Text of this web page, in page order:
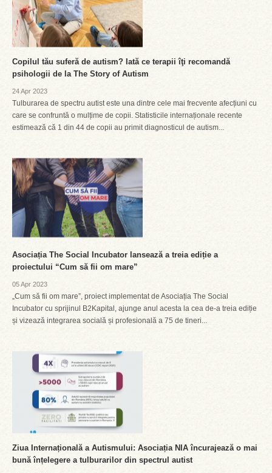
Copilul tău suferă de autism? Iată ce terapii îţi recomandă
psihologii de la The Story of Autism
24 Apr 2023
Tulburarea de spectru autist este una dintre cele mai frecvente afecțiuni cu
care se confruntă o mulțime de copii. Statisticile internaționale recente
estimează că 1 din 44 de copii au primit diagnosticul de autism...
Asociația The Social Incubator lansează a treia ediție a
proiectului “Cum să fii om mare”
05 Apr 2023
„Cum să fii om mare”, proiect implementat de Asociația The Social
Incubator cu sprijinul B2Kapital, ajunge anul acesta la cea de-a treia ediție
și vizează integrarea socială și profesională a 75 de tineri...
Ziua Internațională a Autismului: Asociația NIA încurajează o mai
bună înțelegere a tulburarilor din spectrul autist